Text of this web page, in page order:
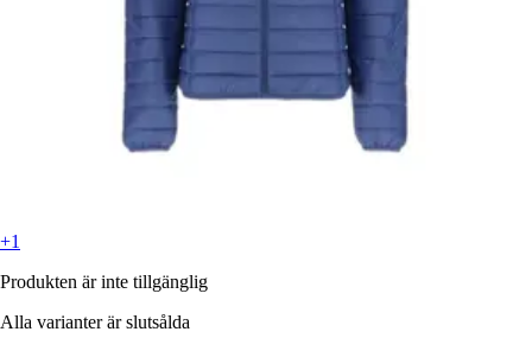
+1
Produkten är inte tillgänglig
Alla varianter är slutsålda